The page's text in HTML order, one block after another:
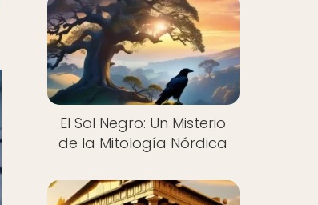
El Sol Negro: Un Misterio
de la Mitología Nórdica